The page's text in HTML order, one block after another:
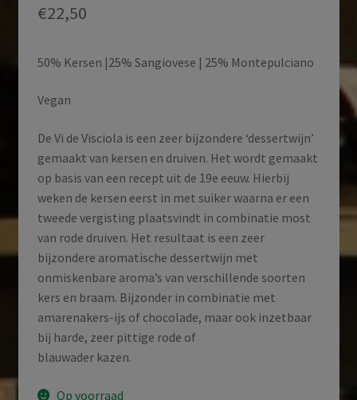
€22,50
50% Kersen |25% Sangiovese | 25% Montepulciano
Vegan
De Vi de Visciola is een zeer bijzondere ‘dessertwijn’
gemaakt van kersen en druiven. Het wordt gemaakt
op basis van een recept uit de 19e eeuw. Hierbij
weken de kersen eerst in met suiker waarna er een
tweede vergisting plaatsvindt in combinatie most
van rode druiven. Het resultaat is een zeer
bijzondere aromatische dessertwijn met
onmiskenbare aroma’s van verschillende soorten
kers en braam. Bijzonder in combinatie met
amarenakers-ijs of chocolade, maar ook inzetbaar
bij harde, zeer pittige rode of
blauwader kazen.
Op voorraad